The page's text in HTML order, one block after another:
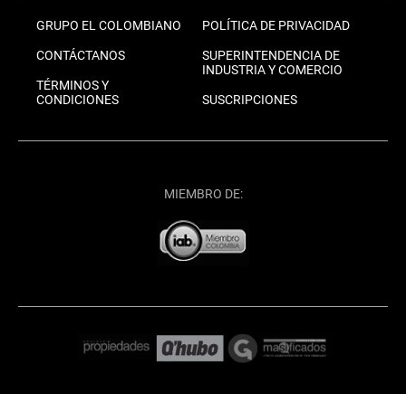
GRUPO EL COLOMBIANO
CONTÁCTANOS
TÉRMINOS Y
CONDICIONES
POLÍTICA DE PRIVACIDAD
SUPERINTENDENCIA DE
INDUSTRIA Y COMERCIO
SUSCRIPCIONES
MIEMBRO DE: